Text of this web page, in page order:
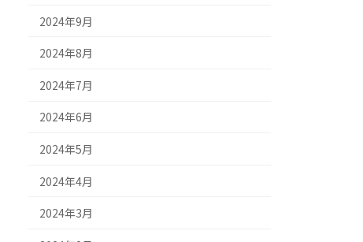
2024年9月
2024年8月
2024年7月
2024年6月
2024年5月
2024年4月
2024年3月